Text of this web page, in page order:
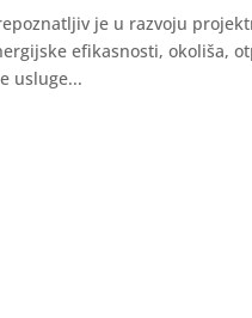
je u razvoju
efikasnosti, okoliša,
usluge...